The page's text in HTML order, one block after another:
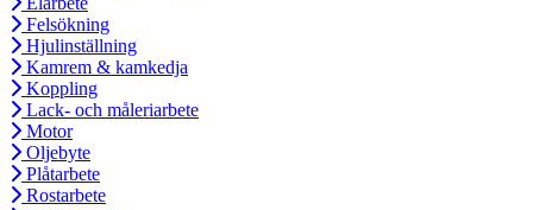
Felsökning
Hjulinställning
Kamrem & kamkedja
Koppling
Lack- och måleriarbete
Motor
Oljebyte
Plåtarbete
Rostarbete